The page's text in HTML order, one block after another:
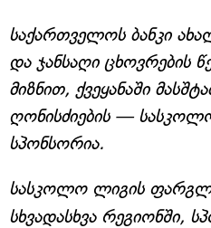
საქართველოს ბანკი
და ჯანსაღი ცხოვრების
მიზნით, ქვეყანაში
ღონისძიების —
სპონსორია.
სასკოლო ლიგის
სხვადასხვა რეგიონში,